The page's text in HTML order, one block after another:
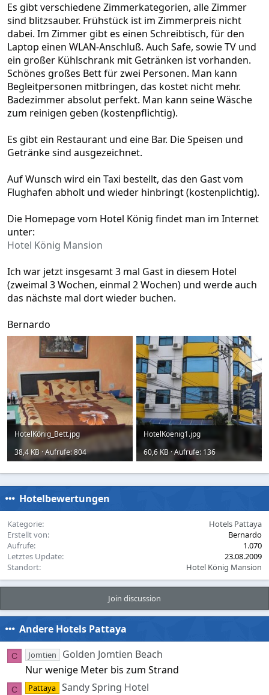
Es gibt verschiedene Zimmerkategorien, alle Zimmer
sind blitzsauber. Frühstück ist im Zimmerpreis nicht
dabei. Im Zimmer gibt es einen Schreibtisch, für den
Laptop einen WLAN-Anschluß. Auch Safe, sowie TV und
ein großer Kühlschrank mit Getränken ist vorhanden.
Schönes großes Bett für zwei Personen. Man kann
Begleitpersonen mitbringen, das kostet nicht mehr.
Badezimmer absolut perfekt. Man kann seine Wäsche
zum reinigen geben (kostenpflichtig).
Es gibt ein Restaurant und eine Bar. Die Speisen und
Getränke sind ausgezeichnet.
Auf Wunsch wird ein Taxi bestellt, das den Gast vom
Flughafen abholt und wieder hinbringt (kostenplichtig).
Die Homepage vom Hotel König findet man im Internet
unter:
Hotel König Mansion
Ich war jetzt insgesamt 3 mal Gast in diesem Hotel
(zweimal 3 Wochen, einmal 2 Wochen) und werde auch
das nächste mal dort wieder buchen.
Bernardo
HotelKönig_Bett.jpg
38,4 KB · Aufrufe: 804
HotelKoenig1.jpg
60,6 KB · Aufrufe: 136
Hotelbewertungen
Kategorie
Hotels Pattaya
Erstellt von
Bernardo
Aufrufe
1.070
Letztes Update
23.08.2009
Standort
Hotel König Mansion
Join discussion
Andere Hotels Pattaya
C Jomtien
Golden Jomtien Beach
Nur wenige Meter bis zum Strand
C Pattaya Sandy Spring Hotel